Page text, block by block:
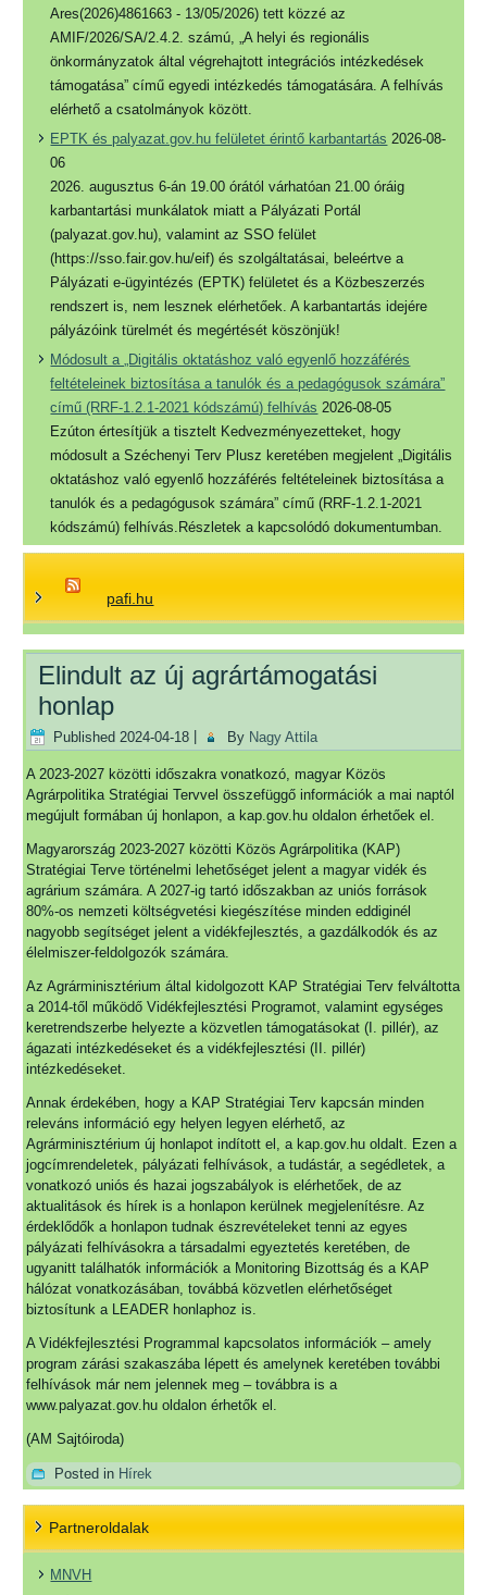
Ares(2026)4861663 - 13/05/2026) tett közzé az
AMIF/2026/SA/2.4.2. számú, „A helyi és regionális
önkormányzatok által végrehajtott integrációs intézkedések
támogatása” című egyedi intézkedés támogatására. A felhívás
elérhető a csatolmányok között.
EPTK és palyazat.gov.hu felületet érintő karbantartás 2026-08-
06
2026. augusztus 6-án 19.00 órától várhatóan 21.00 óráig
karbantartási munkálatok miatt a Pályázati Portál
(palyazat.gov.hu), valamint az SSO felület
(https://sso.fair.gov.hu/eif) és szolgáltatásai, beleértve a
Pályázati e-ügyintézés (EPTK) felületet és a Közbeszerzés
rendszert is, nem lesznek elérhetőek. A karbantartás idejére
pályázóink türelmét és megértését köszönjük!
Módosult a „Digitális oktatáshoz való egyenlő hozzáférés
feltételeinek biztosítása a tanulók és a pedagógusok számára”
című (RRF-1.2.1-2021 kódszámú) felhívás 2026-08-05
Ezúton értesítjük a tisztelt Kedvezményezetteket, hogy
módosult a Széchenyi Terv Plusz keretében megjelent „Digitális
oktatáshoz való egyenlő hozzáférés feltételeinek biztosítása a
tanulók és a pedagógusok számára” című (RRF-1.2.1-2021
kódszámú) felhívás.Részletek a kapcsolódó dokumentumban.
pafi.hu
Elindult az új agrártámogatási
honlap
Published 2024-04-18 By Nagy Attila
A 2023-2027 közötti időszakra vonatkozó, magyar Közös
Agrárpolitika Stratégiai Tervvel összefüggő információk a mai naptól
megújult formában új honlapon, a kap.gov.hu oldalon érhetőek el.
Magyarország 2023-2027 közötti Közös Agrárpolitika (KAP)
Stratégiai Terve történelmi lehetőséget jelent a magyar vidék és
agrárium számára. A 2027-ig tartó időszakban az uniós források
80%-os nemzeti költségvetési kiegészítése minden eddiginél
nagyobb segítséget jelent a vidékfejlesztés, a gazdálkodók és az
élelmiszer-feldolgozók számára.
Az Agrárminisztérium által kidolgozott KAP Stratégiai Terv felváltotta
a 2014-től működő Vidékfejlesztési Programot, valamint egységes
keretrendszerbe helyezte a közvetlen támogatásokat (I. pillér), az
ágazati intézkedéseket és a vidékfejlesztési (II. pillér)
intézkedéseket.
Annak érdekében, hogy a KAP Stratégiai Terv kapcsán minden
releváns információ egy helyen legyen elérhető, az
Agrárminisztérium új honlapot indított el, a kap.gov.hu oldalt. Ezen a
jogcímrendeletek, pályázati felhívások, a tudástár, a segédletek, a
vonatkozó uniós és hazai jogszabályok is elérhetőek, de az
aktualitások és hírek is a honlapon kerülnek megjelenítésre. Az
érdeklődők a honlapon tudnak észrevételeket tenni az egyes
pályázati felhívásokra a társadalmi egyeztetés keretében, de
ugyanitt találhatók információk a Monitoring Bizottság és a KAP
hálózat vonatkozásában, továbbá közvetlen elérhetőséget
biztosítunk a LEADER honlaphoz is.
A Vidékfejlesztési Programmal kapcsolatos információk – amely
program zárási szakaszába lépett és amelynek keretében további
felhívások már nem jelennek meg – továbbra is a
www.palyazat.gov.hu oldalon érhetők el.
(AM Sajtóiroda)
Posted in Hírek
Partneroldalak
MNVH